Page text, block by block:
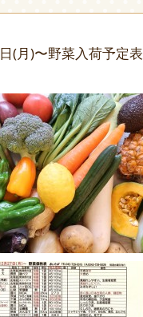
(月)〜野菜入荷予定表